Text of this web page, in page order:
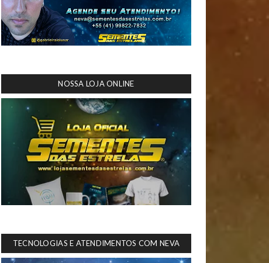
NOSSA LOJA ONLINE
TECNOLOGIAS E ATENDIMENTOS COM NEVA